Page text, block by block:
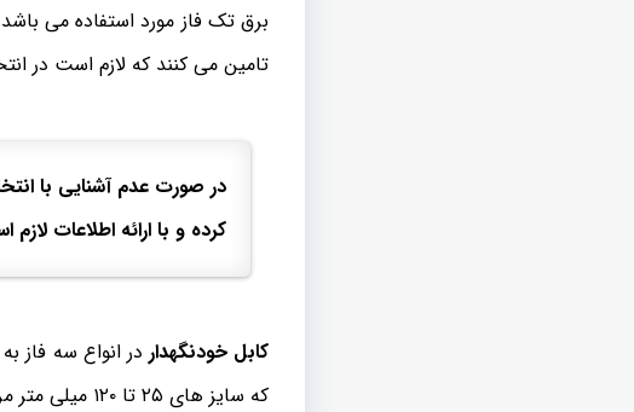
برق تک فاز مورد استفاده می
تامین می کنند که لازم است در
در صورت عدم آشنایی با
کرده و با ارائه اطلاعات
کابل خودنگهدار
که سایز های ۲۵ تا ۱۲۰ میلی متر مربع این کابل ها کاربرد گسترده ای را در پروژه های داشته است.